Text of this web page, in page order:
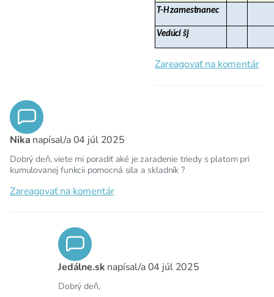
T-H zamestnanec
Vedúci šj
Zareagovať na komentár
Nika napísal/a04 júl 2025
Dobrý deň, viete mi poradiť aké je zaradenie triedy s platom pri
kumulovanej funkcii pomocná sila a skladník ?
Zareagovať na komentár
Jedálne.sk napísal/a04 júl 2025
Dobrý deň,